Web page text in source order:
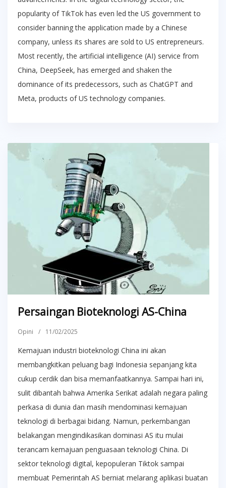
popularity of TikTok has even led the US government to
consider banning the application made by a Chinese
company, unless its shares are sold to US entrepreneurs.
Most recently, the artificial intelligence (AI) service from
China, DeepSeek, has emerged and shaken the
dominance of its predecessors, such as ChatGPT and
Meta, products of US technology companies.
Persaingan Bioteknologi AS-China
Opini / 11/02/2025
Kemajuan industri bioteknologi China ini akan
membangkitkan peluang bagi Indonesia sepanjang kita
cukup cerdik dan bisa memanfaatkannya. Sampai hari ini,
sulit dibantah bahwa Amerika Serikat adalah negara paling
perkasa di dunia dan masih mendominasi kemajuan
teknologi di berbagai bidang. Namun, perkembangan
belakangan mengindikasikan dominasi AS itu mulai
terancam kemajuan penguasaan teknologi China. Di
sektor teknologi digital, kepopuleran Tiktok sampai
membuat Pemerintah AS berniat melarang aplikasi buatan